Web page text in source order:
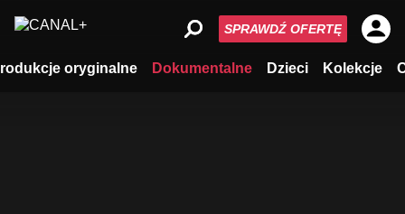
oryginalne Dokumentalne Dzieci Kolekcje
SPRAWDŹ OFERTĘ